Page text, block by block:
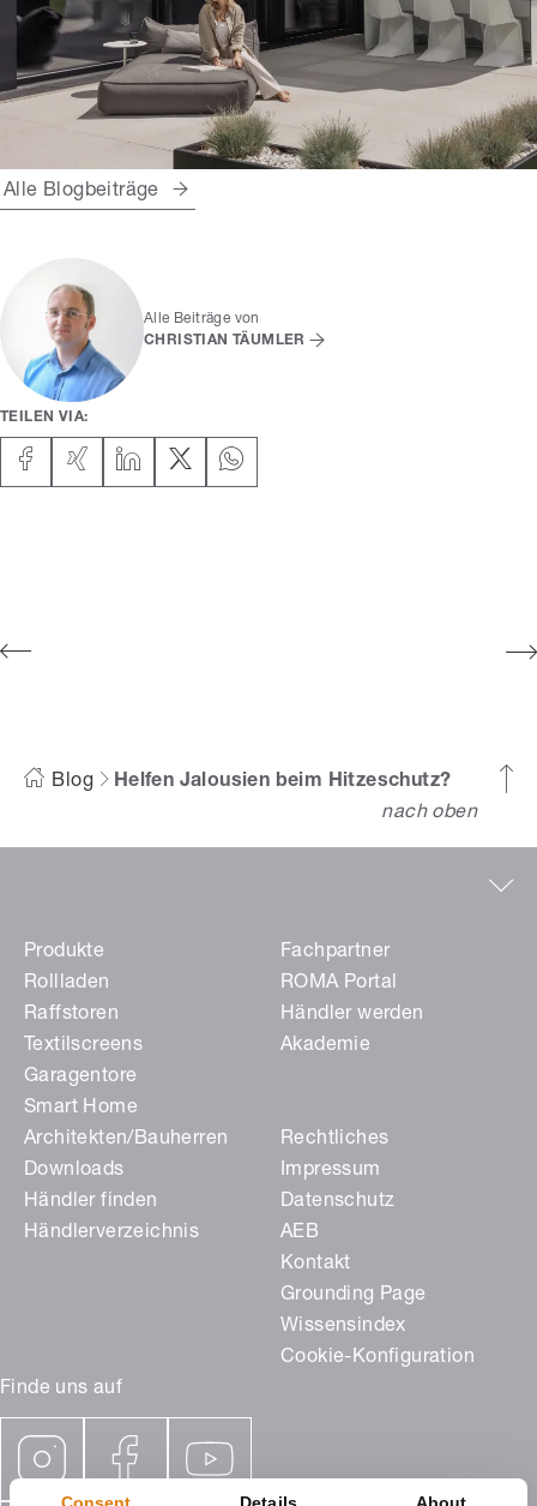
Consent Details About
Alle Beiträge von
CHRISTIAN TÄUMLER
TEILEN VIA:
Alle Blogbeiträge
Blog
Helfen Jalousien beim Hitzeschutz?
nach oben
Finde uns auf
Produkte
Rollladen
Raffstoren
Textilscreens
Garagentore
Smart Home
Fachpartner
ROMA Portal
Händler werden
Akademie
Architekten/Bauherren
Downloads
Händler finden
Händlerverzeichnis
Rechtliches
Impressum
Datenschutz
AEB
Kontakt
Grounding Page
Wissensindex
Cookie-Konfiguration